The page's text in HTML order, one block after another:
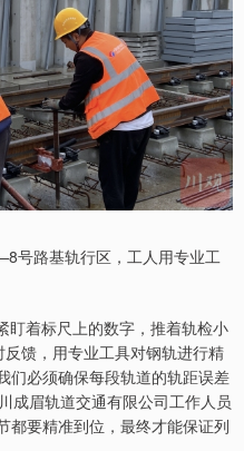
号路基轨行区，工人用专业工
盯着标尺上的数字，推着轨检小
馈，用专业工具对钢轨进行精
们必须确保每段轨道的轨距误差
成眉轨道交通有限公司工作人员
都要精准到位，最终才能保证列